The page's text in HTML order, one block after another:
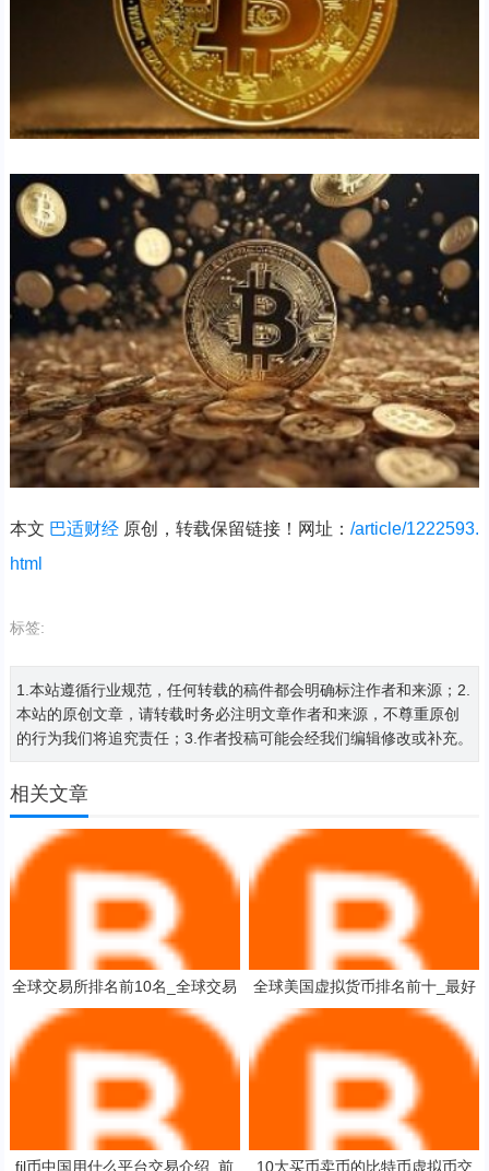
本文 巴适财经原创，转载保留链接！网址： /article/1222593.
html
标签:
1.本站遵循行业规范，任何转载的稿件都会明确标注作者和来源；2.
本站的原创文章，请转载时务必注明文章作者和来源，不尊重原创
的行为我们将追究责任；3.作者投稿可能会经我们编辑修改或补充。
相关文章
全球交易所排名前10名_全球交易
所排名前10名
全球美国虚拟货币排名前十_最好
的前十名炒币交易平台排行
fil币中国用什么平台交易介绍_前 10大买币卖币的比特币虚拟币交